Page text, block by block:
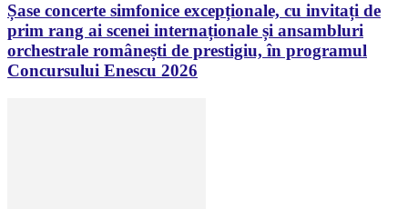
Șase concerte simfonice excepționale, cu invitați de
prim rang ai scenei internaționale și ansambluri
orchestrale românești de prestigiu, în programul
Concursului Enescu 2026